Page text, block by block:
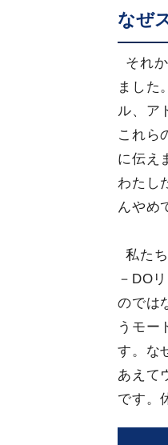
なぜ
それ
ました
ル、ア
これら
に伝え
わたし
んやめ
私た
－DO
のでは
うモー
す。な
あえて
です。